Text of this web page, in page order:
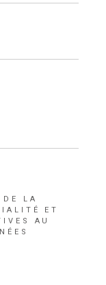
LA
ET
AU